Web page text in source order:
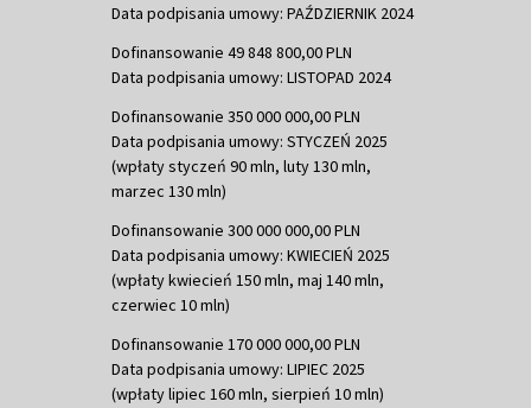
Data podpisania umowy: PAŹDZIERNIK 2024
Dofinansowanie 49 848 800,00 PLN
Data podpisania umowy: LISTOPAD 2024
Dofinansowanie 350 000 000,00 PLN
Data podpisania umowy: STYCZEŃ 2025
(wpłaty styczeń 90 mln, luty 130 mln,
marzec 130 mln)
Dofinansowanie 300 000 000,00 PLN
Data podpisania umowy: KWIECIEŃ 2025
(wpłaty kwiecień 150 mln, maj 140 mln,
czerwiec 10 mln)
Dofinansowanie 170 000 000,00 PLN
Data podpisania umowy: LIPIEC 2025
(wpłaty lipiec 160 mln, sierpień 10 mln)